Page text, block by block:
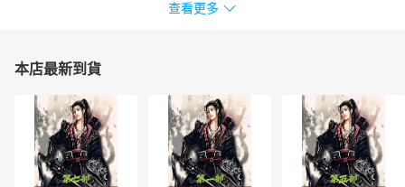
王祖琪／社團法人台灣長期照護專業協會理事長、新北市立聯合醫
田定豐／心靈作家
朱偉仁／台灣老人保健學會理事長、銀髮方舟社會企業（股）公司
執行長
林書煒／POP Radio電台台長、主持人
施昇輝／暢銷財經作家
查看更多
本店最新到貨